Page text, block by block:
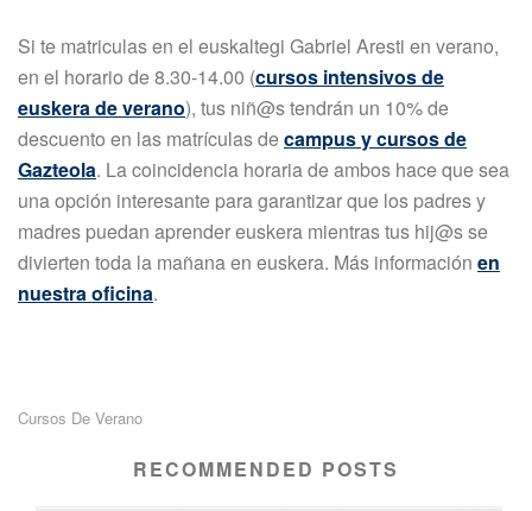
Si te matriculas en el euskaltegi Gabriel Aresti en verano,
en el horario de 8.30-14.00 (cursos intensivos de
euskera de verano), tus niñ@s tendrán un 10% de
descuento en las matrículas decampus y cursos de
Gazteola. La coincidencia horaria de ambos hace que sea
una opción interesante para garantizar que los padres y
madres puedan aprender euskera mientras tus hij@s se
divierten toda la mañana en euskera. Más información en
nuestra oficina.
Cursos De Verano
RECOMMENDED POSTS